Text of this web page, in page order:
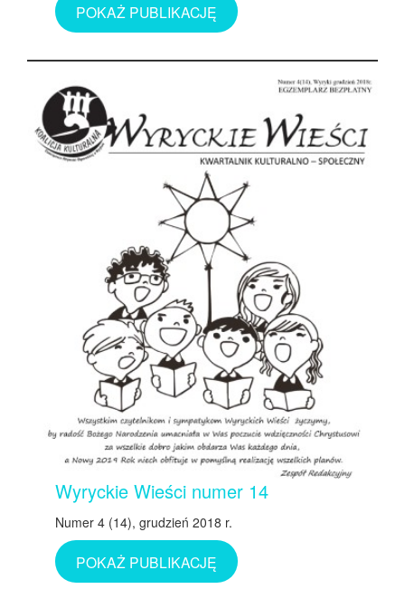
POKAŻ PUBLIKACJĘ
Wyryckie Wieści numer 14
Numer 4 (14), grudzień 2018 r.
POKAŻ PUBLIKACJĘ